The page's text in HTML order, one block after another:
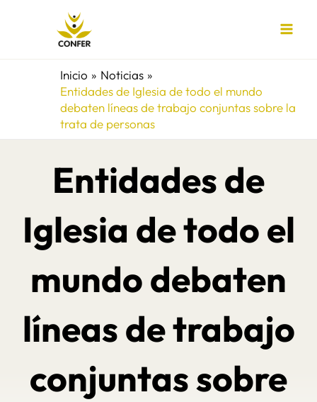
Inicio
Noticias
Entidades de Iglesia de todo el mundo
debaten líneas de trabajo conjuntas sobre la
trata de personas
Entidades de
Iglesia de todo el
mundo debaten
líneas de trabajo
conjuntas sobre